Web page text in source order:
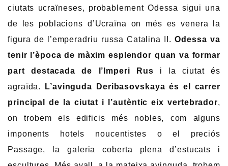
ciutats ucraïneses, probablement Odessa sigui una
de les poblacions d’Ucraïna on més es venera la
figura de l’emperadriu russa Catalina II.Odessa va
tenir l’època de màxim esplendor quan va formar
part destacada de l’Imperi Rus i la ciutat és
agraïda.
L’avinguda Deribasovskayaés el carrer
principal de la ciutat i l’autèntic eix vertebrador,
on trobem els edificis més nobles, com alguns
imponents hotels noucentistes o el preciós
Passage, la galeria coberta plena d’estucats i